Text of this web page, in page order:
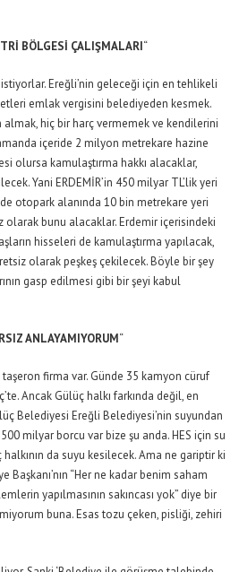
BÖLGESİ ÇALIŞMALARI“
Ereğli’nin geleceği için en tehlikeli
emlak vergisini belediyeden kesmek.
almak, hiç bir harç vermemek ve kendilerini
içeride 2 milyon metrekare hazine
olursa kamulaştırma hakkı alacaklar,
Yani ERDEMİR’in 450 milyar TL’lik yeri
otopark alanında 10 bin metrekare yeri
olarak bunu alacaklar. Erdemir içerisindeki
hisseleri de kamulaştırma yapılacak,
olarak peşkeş çekilecek. Böyle bir şey
gasp edilmesi gibi bir şeyi kabul
ANLAYAMIYORUM“
firma var. Günde 35 kamyon cüruf
Ancak Gülüç halkı farkında değil, en
Belediyesi Ereğli Belediyesi’nin suyundan
500 milyar borcu var bize şu anda. HES için su
da suyu kesilecek. Ama ne gariptir ki
Başkanı’nın “Her ne kadar benim saham
yapılmasının sakıncası yok” diye bir
buna. Esas tozu çeken, pisliği, zehiri